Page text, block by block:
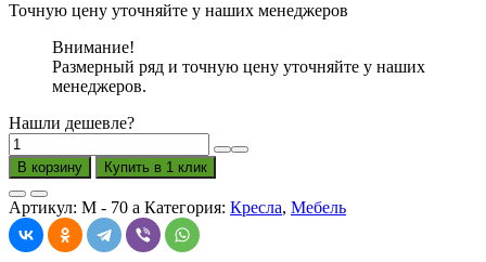
Точную цену уточняйте у наших менеджеров
Внимание!
Размерный ряд и точную цену уточняйте у наших
менеджеров.
Нашли дешевле?
Количество
товара
Кресло
Викинг
600*530*1100
Лакированное
В корзину Купить в 1 клик
Артикул: М - 70 а Категория: Кресла, Мебель